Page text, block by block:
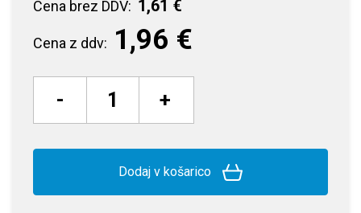
Cena z ddv: 1,96 €
Cena brez DDV: 1,61 €
- +
Dodaj v košarico